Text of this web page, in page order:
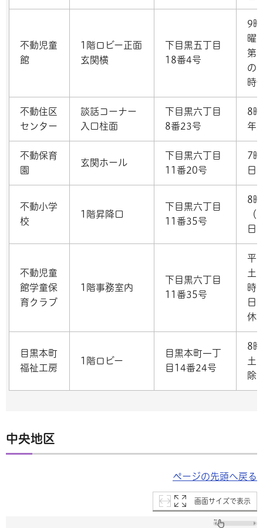
不動児童
館
1階ロビー正面
玄関横
下目黒五丁目
18番4号
9
曜
第
の
時
不動住区
センター
談話コーナー
入口柱面
下目黒六丁目
8番23号
8
年
不動保育
園
玄関ホール
下目黒六丁目
11番20号
7
日
不動小学
校
1階昇降口
下目黒六丁目
11番35号
8
（
日
不動児童
館学童保
育クラブ
1階事務室内
下目黒六丁目
11番35号
平
土
時
日
休
目黒本町
福祉工房
1階ロビー
目黒本町一丁
目14番24号
8
土
除
中央地区
ページの先頭へ戻る
画面サイズで表示